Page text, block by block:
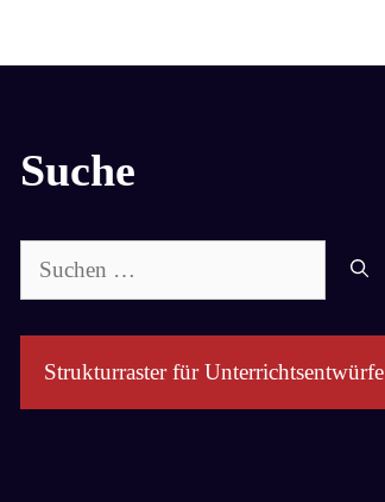
Suche
Suchen
nach:
Strukturraster für Unterrichtsentwürfe